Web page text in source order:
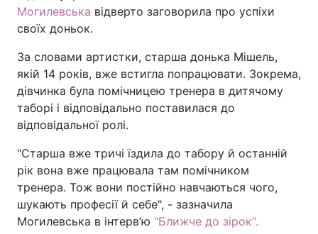
Могилевська відверто заговорила про успіхи
своїх доньок.
За словами артистки, старша донька Мішель,
якій 14 років, вже встигла попрацювати. Зокрема,
дівчинка була помічницею тренера в дитячому
таборі і відповідально поставилася до
відповідальної ролі.
"Старша вже тричі їздила до табору й останній
рік вона вже працювала там помічником
тренера. Тож вони постійно навчаються чого,
шукають професії й себе", - зазначила
Могилевська в інтерв’ю "Ближче до зірок".